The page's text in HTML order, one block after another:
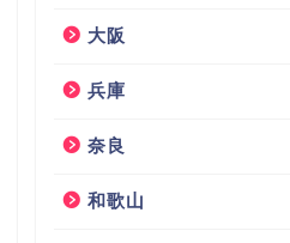
大阪
兵庫
奈良
和歌山